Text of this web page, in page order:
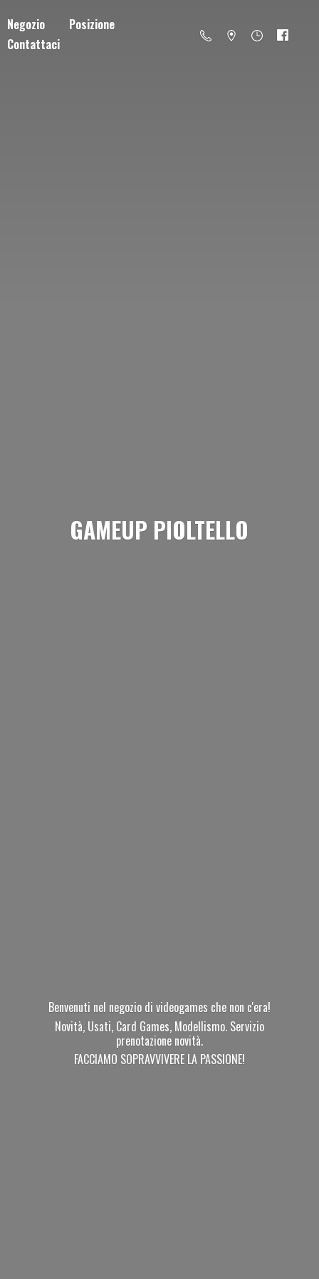
Negozio
Posizione
Contattaci
GAMEUP PIOLTELLO
Benvenuti nel negozio di videogames che non c'era!
Novità, Usati, Card Games, Modellismo. Servizio
prenotazione novità.
FACCIAMO SOPRAVVIVERE LA PASSIONE!